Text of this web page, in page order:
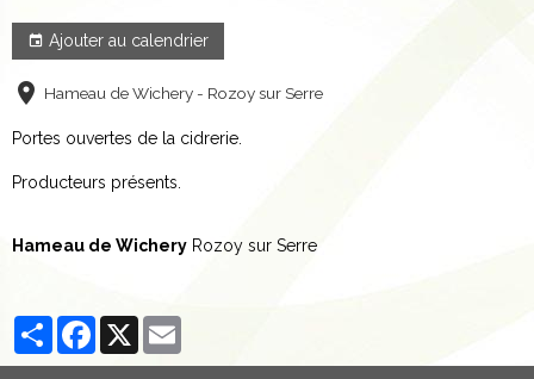
Ajouter au calendrier
Hameau de Wichery - Rozoy sur Serre
Portes ouvertes de la cidrerie.
Producteurs présents.
Hameau de Wichery Rozoy sur Serre
PartagerFacebook
X